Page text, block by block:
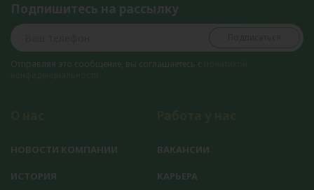
Подпишитесь на рассылку
Подписаться
Отправляя это сообщение, вы соглашаетесь с
НОВОСТИ КОМПАНИИ
ИСТОРИЯ
ВАКАНСИИ
КАРЬЕРА